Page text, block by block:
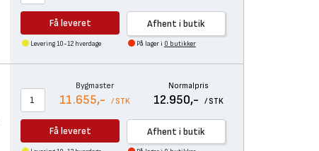
Få leveret Afhent i butik
Levering 10-12 hverdage På lager i 0 butikker
Bygmaster
11.655,- / STK
Normalpris
12.950,- / STK
Få leveret Afhent i butik